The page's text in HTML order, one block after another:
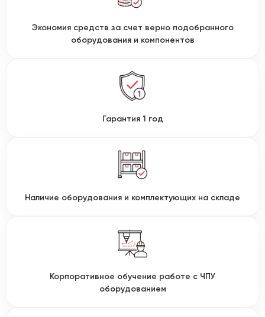
Экономия средств за счет верно подобранного
оборудования и компонентов
Гарантия 1 год
Наличие оборудования и комплектующих на складе
Корпоративное обучение работе с ЧПУ
оборудованием